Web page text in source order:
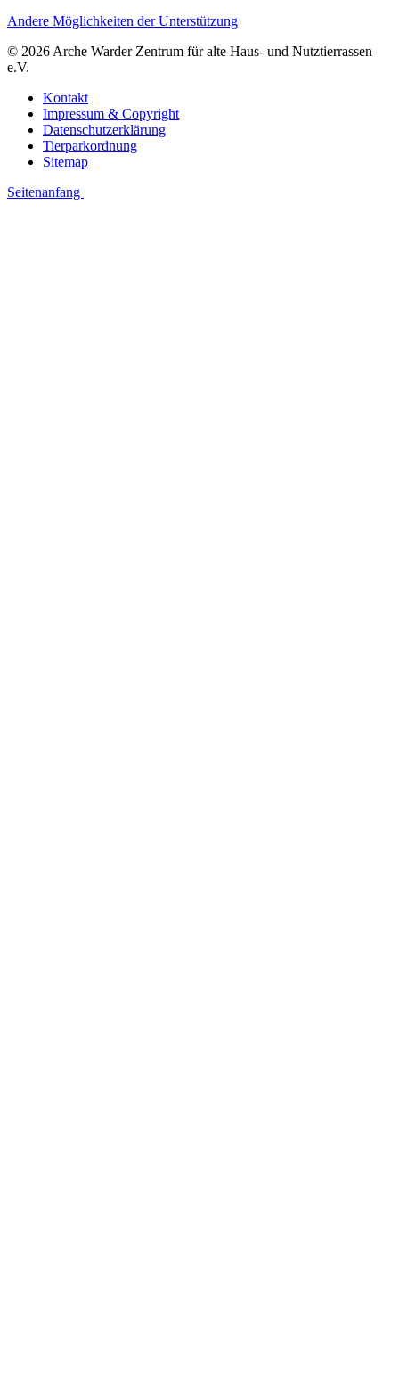
Andere Möglichkeiten der Unterstützung
© 2026 Arche Warder Zentrum für alte Haus- und Nutztierrassen
e.V.
Kontakt
Impressum & Copyright
Datenschutzerklärung
Tierparkordnung
Sitemap
Seitenanfang